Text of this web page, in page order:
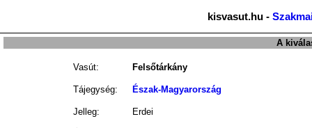
kisvasut.hu -
A
Vasút: Felsőtárkány
Tájegység: Észak-Magyarország
Jelleg: Erdei